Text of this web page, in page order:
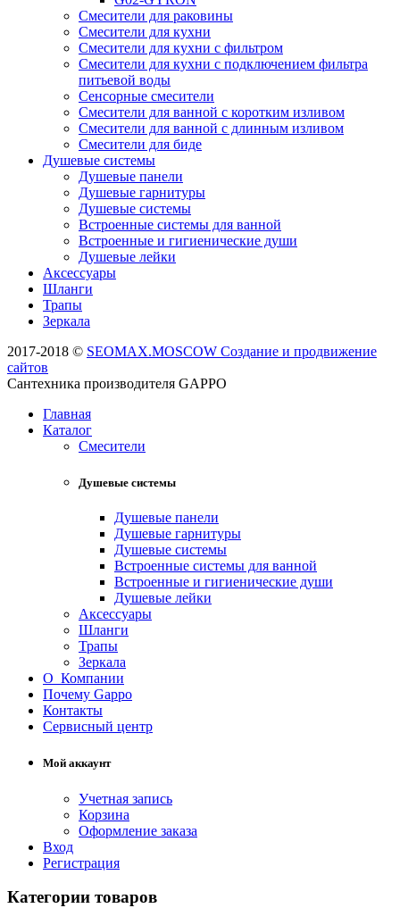
Смесители для раковины
Смесители для кухни
Смесители для кухни с фильтром
Смесители для кухни с подключением фильтра
питьевой воды
Сенсорные смесители
Смесители для ванной с коротким изливом
Смесители для ванной с длинным изливом
Смесители для биде
Душевые системы
Душевые панели
Душевые гарнитуры
Душевые системы
Встроенные системы для ванной
Встроенные и гигиенические души
Душевые лейки
Аксессуары
Шланги
Трапы
Зеркала
2017-2018 © SEOMAX.MOSCOW Создание и продвижение
сайтов
Сантехника производителя GAPPO
Главная
Каталог
Смесители
Душевые системы
Душевые панели
Душевые гарнитуры
Душевые системы
Встроенные системы для ванной
Встроенные и гигиенические души
Душевые лейки
Аксессуары
Шланги
Трапы
Зеркала
О Компании
Почему Gappo
Контакты
Сервисный центр
Мой аккаунт
Учетная запись
Корзина
Оформление заказа
Вход
Регистрация
Категории товаров